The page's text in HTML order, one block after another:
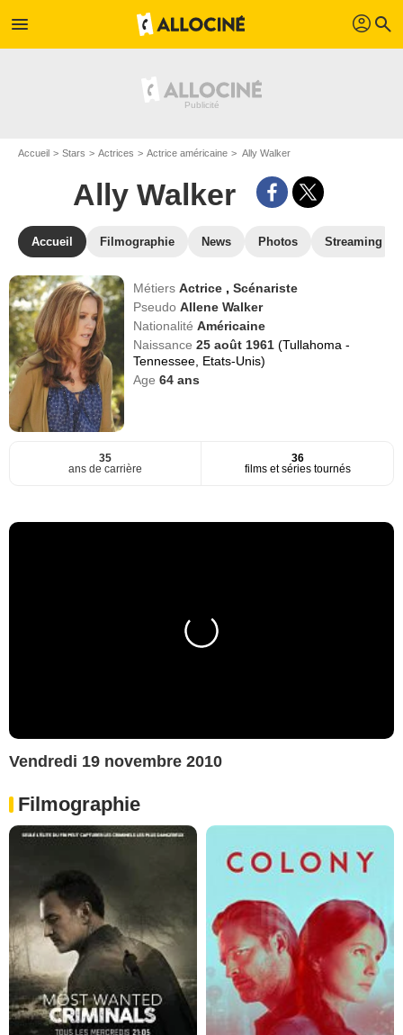
menu profil search
Accueil Stars Actrices Actrice américaine Ally Walker
Ally Walker
Accueil Filmographie News Photos Streaming
MétiersActrice ,Scénariste
PseudoAllene Walker
NationalitéAméricaine
Naissance25 août 1961(Tullahoma -
Tennessee, Etats-Unis)
Age64 ans
35
ans de carrière
36
films et séries tournés
Vendredi 19 novembre 2010
Filmographie